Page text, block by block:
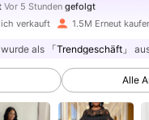
am Durchsuchen
Follower
verkauft 1.5M Erneut
als 「Trendgeschäft」
Alle